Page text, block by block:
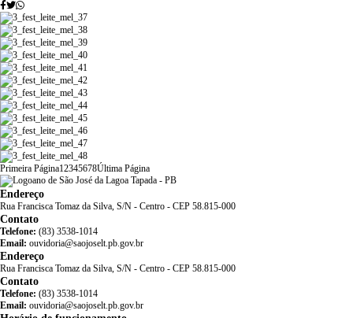
Primeira Página12345678Última Página
Endereço
Rua Francisca Tomaz da Silva, S/N - Centro - CEP 58.815-000
Contato
Telefone: (83) 3538-1014
Email: ouvidoria@saojoselt.pb.gov.br
Endereço
Rua Francisca Tomaz da Silva, S/N - Centro - CEP 58.815-000
Contato
Telefone: (83) 3538-1014
Email: ouvidoria@saojoselt.pb.gov.br